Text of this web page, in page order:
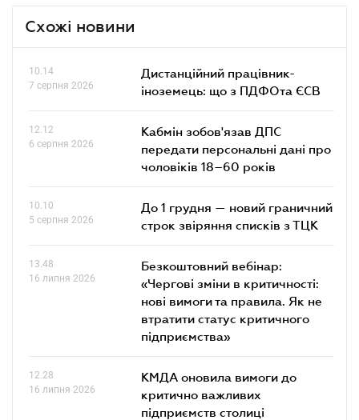
Схожі новини
10.14
7 серпня 2026
Дистанційний працівник-
іноземець: що з ПДФОта ЄСВ
12.12
6 серпня 2026
Кабмін зобов'язав ДПС
передати персональні дані про
чоловіків 18–60 років
10.10
5 серпня 2026
До 1 грудня — новий граничний
строк звіряння списків з ТЦК
13.48
16 липня 2026
Безкоштовний вебінар:
«Чергові зміни в критичності:
нові вимоги та правила. Як не
втратити статус критичного
підприємства»
12.28
16 липня 2026
КМДА оновила вимоги до
критично важливих
підприємств столиці